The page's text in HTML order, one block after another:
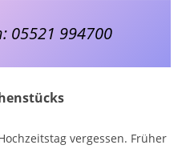
05521 994700
vergessen. Früher